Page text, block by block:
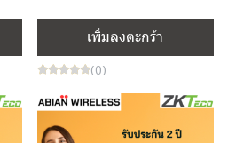
เพิ่มลงตะกร้า
(0)